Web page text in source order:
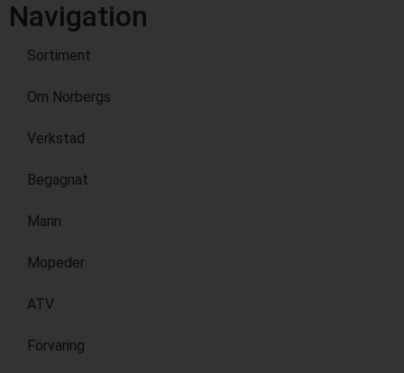
Navigation
Sortiment
Om Norbergs
Verkstad
Begagnat
Marin
Mopeder
ATV
Förvaring